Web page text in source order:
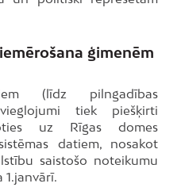
ģimenēm
(līdz pilngadības
tiek piešķirti
uz Rīgas domes
datiem, nosakot
saistošo noteikumu
1.janvārī.